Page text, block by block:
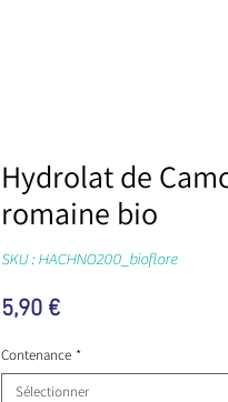
Hydrolat de
romaine bio
SKU : HACHNO200_bioflore
5,90 €Prix
Contenance *
Sélectionner